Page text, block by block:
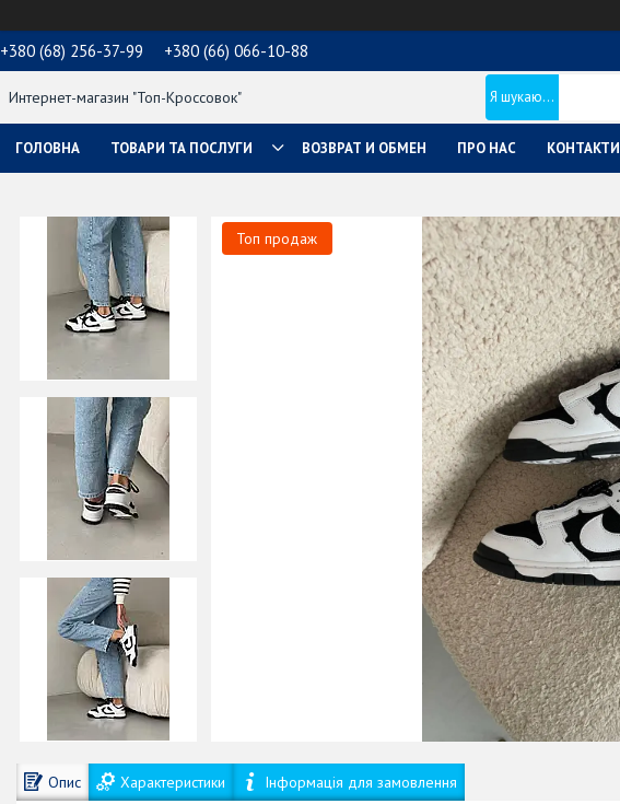
+380 (68) 256-37-99 +380 (66) 066-10-88
Интернет-магазин "Топ-Кроссовок"
ГОЛОВНА ТОВАРИ ТА ПОСЛУГИ ВОЗВРАТ И ОБМЕН ПРО НАС КОНТАКТИ
Топ продаж
Опис Характеристики Інформація для замовлення